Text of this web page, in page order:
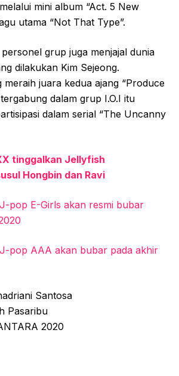
mini album “Act. 5 New
utama “Not That Type”.
grup juga menjajal dunia
dilakukan Kim Sejeong.
meraih juara kedua ajang “Produce
dalam grup I.O.I itu
dalam serial “The Uncanny
tinggalkan Jellyfish
Hongbin dan Ravi
pop E-Girls akan resmi bubar
pop AAA akan bubar pada akhir
Santosa
Pasaribu
2020